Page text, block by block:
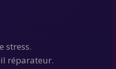
stress.
réparateur.